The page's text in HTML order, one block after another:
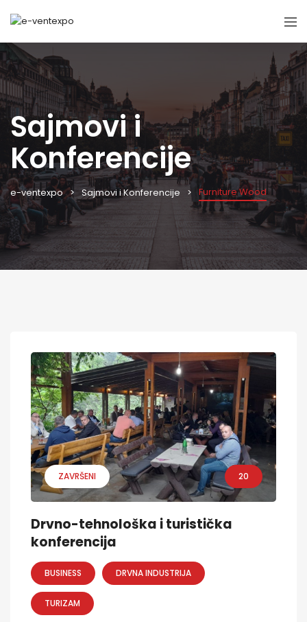
Sajmovi i
Konferencije
e-ventexpo Sajmovi i Konferencije Furniture Wood
ZAVRŠENI 20
Drvno-tehnološka i turistička
konferencija
BUSINESS DRVNA INDUSTRIJA
TURIZAM